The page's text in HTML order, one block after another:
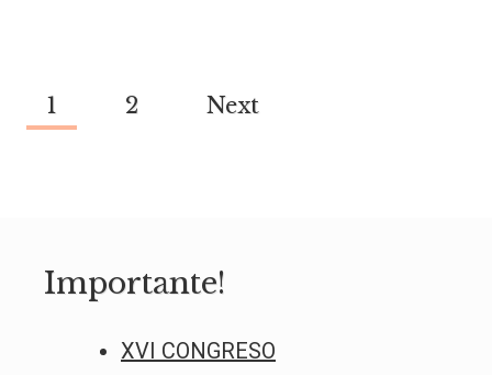
Page
1 2 Next
Importante!
XVI CONGRESO